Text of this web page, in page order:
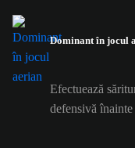
Dominant în jocul
Efectuează
defensivă